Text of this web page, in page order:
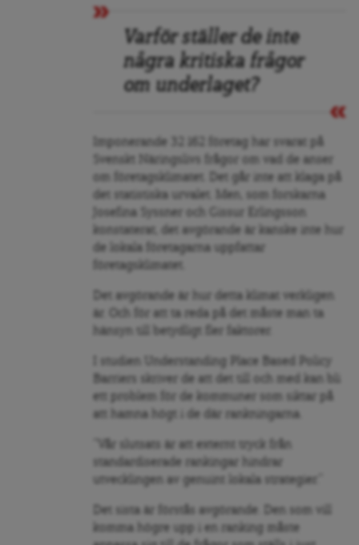
Varför ställer de inte
några kritiska frågor
om underlaget?
Imponerande 32 162 företag har svarat på
Svenskt Näringslivs frågor om vad de anser
om företagsklimatet. Det går inte att klaga på
det statistiska urvalet. Men, som forskarna
Josefina Syssner och Gissur Erlingsson
konstaterat, det avgörande är kanske inte hur
de lokala företagarna uppfattar
företagsklimatet.
Det avgörande är hur detta klimat verkligen
är. Och för att ta reda på det måste man ta
hänsyn till betydligt fler faktorer.
I studien Understanding Place Based Policy
Barriers skriver de att det till och med kan bli
ett problem för de kommuner som siktar på
att hamna högt i de där rankningarna.
”Vår slutsats är att externt tryck från
standardiserade rankingar hindrar
utvecklingen av genuint lokala strategier.”
Det sista är förstås avgörande. Den som vill
komma högre upp i en ranking måste